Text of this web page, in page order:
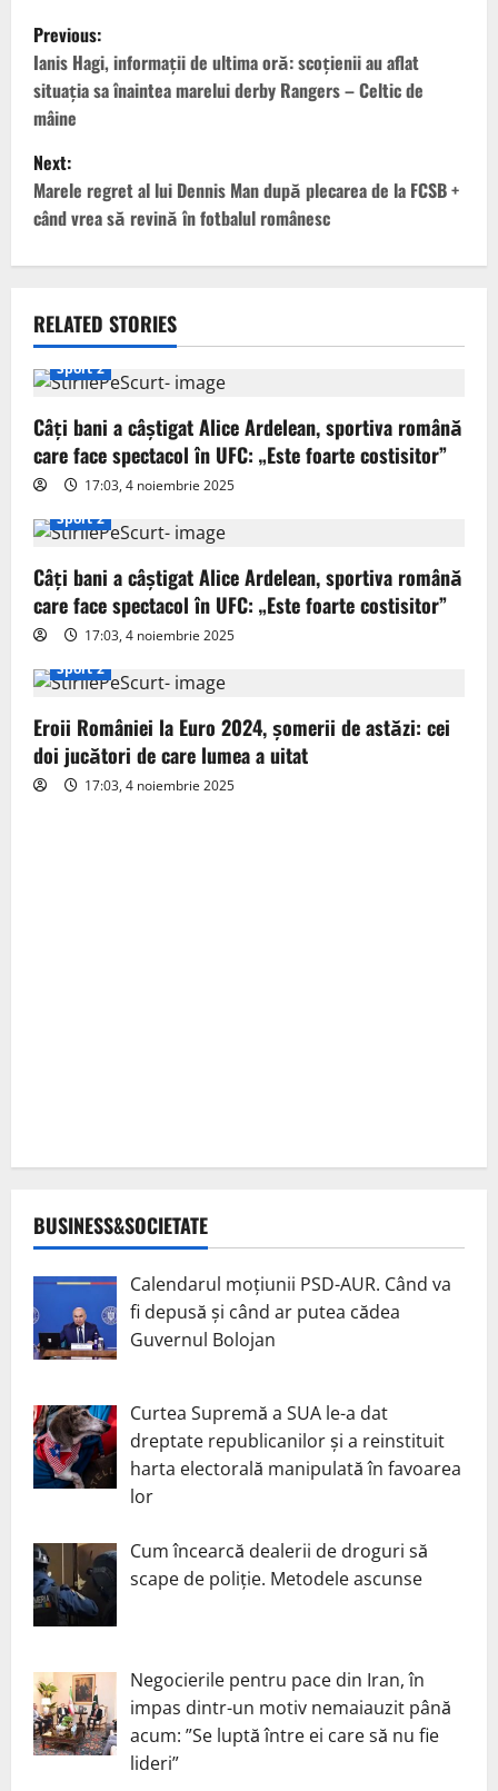
P
o
s
t
n
a
v
i
g
a
t
i
o
n
Previous:
Ianis Hagi, informații de ultima oră: scoțienii au aflat
situația sa înaintea marelui derby Rangers – Celtic de
mâine
Next:
Marele regret al lui Dennis Man după plecarea de la FCSB +
când vrea să revină în fotbalul românesc
RELATED STORIES
Sport 2
Câți bani a câștigat Alice Ardelean, sportiva română
care face spectacol în UFC: „Este foarte costisitor”
17:03, 4 noiembrie 2025
Sport 2
Câți bani a câștigat Alice Ardelean, sportiva română
care face spectacol în UFC: „Este foarte costisitor”
17:03, 4 noiembrie 2025
Sport 2
Eroii României la Euro 2024, șomerii de astăzi: cei
doi jucători de care lumea a uitat
17:03, 4 noiembrie 2025
BUSINESS&SOCIETATE
Calendarul moțiunii PSD-AUR. Când va
fi depusă și când ar putea cădea
Guvernul Bolojan
Curtea Supremă a SUA le-a dat
dreptate republicanilor și a reinstituit
harta electorală manipulată în favoarea
lor
Cum încearcă dealerii de droguri să
scape de poliție. Metodele ascunse
Negocierile pentru pace din Iran, în
impas dintr-un motiv nemaiauzit până
acum: ”Se luptă între ei care să nu fie
lideri”